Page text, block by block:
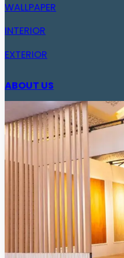
WALLPAPER
INTERIOR
EXTERIOR
ABOUT US